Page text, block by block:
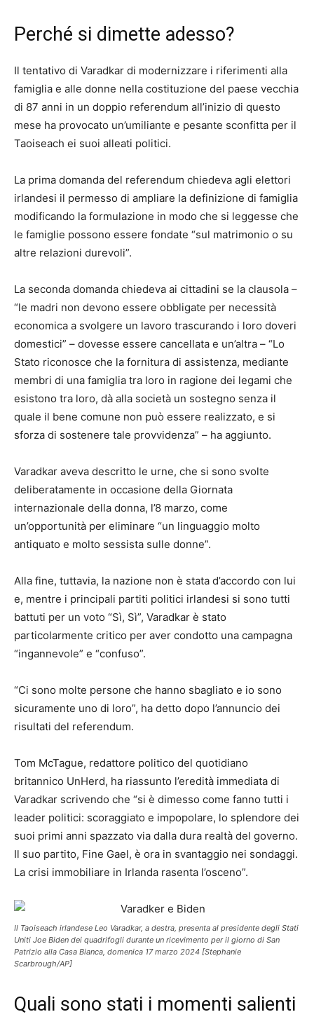
Perché si dimette adesso?
Il tentativo di Varadkar di modernizzare i riferimenti alla
famiglia e alle donne nella costituzione del paese vecchia
di 87 anni in un doppio referendum all’inizio di questo
mese ha provocato un’umiliante e pesante sconfitta per il
Taoiseach ei suoi alleati politici.
La prima domanda del referendum chiedeva agli elettori
irlandesi il permesso di ampliare la definizione di famiglia
modificando la formulazione in modo che si leggesse che
le famiglie possono essere fondate “sul matrimonio o su
altre relazioni durevoli”.
La seconda domanda chiedeva ai cittadini se la clausola –
“le madri non devono essere obbligate per necessità
economica a svolgere un lavoro trascurando i loro doveri
domestici” – dovesse essere cancellata e un’altra – “Lo
Stato riconosce che la fornitura di assistenza, mediante
membri di una famiglia tra loro in ragione dei legami che
esistono tra loro, dà alla società un sostegno senza il
quale il bene comune non può essere realizzato, e si
sforza di sostenere tale provvidenza” – ha aggiunto.
Varadkar aveva descritto le urne, che si sono svolte
deliberatamente in occasione della Giornata
internazionale della donna, l’8 marzo, come
un’opportunità per eliminare “un linguaggio molto
antiquato e molto sessista sulle donne”.
Alla fine, tuttavia, la nazione non è stata d’accordo con lui
e, mentre i principali partiti politici irlandesi si sono tutti
battuti per un voto “Sì, Sì”, Varadkar è stato
particolarmente critico per aver condotto una campagna
“ingannevole” e “confuso”.
“Ci sono molte persone che hanno sbagliato e io sono
sicuramente uno di loro”, ha detto dopo l’annuncio dei
risultati del referendum.
Tom McTague, redattore politico del quotidiano
britannico UnHerd, ha riassunto l’eredità immediata di
Varadkar scrivendo che “si è dimesso come fanno tutti i
leader politici: scoraggiato e impopolare, lo splendore dei
suoi primi anni spazzato via dalla dura realtà del governo.
Il suo partito, Fine Gael, è ora in svantaggio nei sondaggi.
La crisi immobiliare in Irlanda rasenta l’osceno”.
Il Taoiseach irlandese Leo Varadkar, a destra, presenta al presidente degli Stati
Uniti Joe Biden dei quadrifogli durante un ricevimento per il giorno di San
Patrizio alla Casa Bianca, domenica 17 marzo 2024 [Stephanie
Scarbrough/AP]
Quali sono stati i momenti salienti